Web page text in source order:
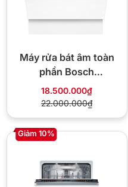
Máy rửa bát âm toàn
phần Bosch
SMV4HCX48E Seri 4
18.500.000₫
22.000.000₫
Giảm 10%